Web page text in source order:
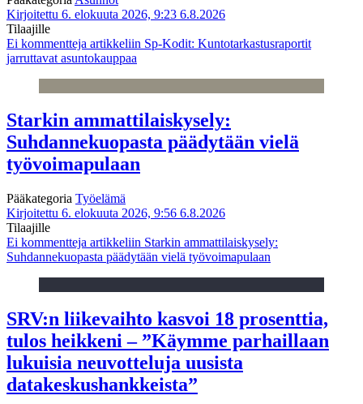
Kirjoitettu 6. elokuuta 2026, 9:23 6.8.2026
Tilaajille
Ei kommentteja artikkeliin Sp-Kodit: Kuntotarkastusraportit
jarruttavat asuntokauppaa
Starkin ammattilaiskysely:
Suhdannekuopasta päädytään vielä
työvoimapulaan
Pääkategoria Työelämä
Kirjoitettu 6. elokuuta 2026, 9:56 6.8.2026
Tilaajille
Ei kommentteja artikkeliin Starkin ammattilaiskysely:
Suhdannekuopasta päädytään vielä työvoimapulaan
SRV:n liikevaihto kasvoi 18 prosenttia,
tulos heikkeni – ”Käymme parhaillaan
lukuisia neuvotteluja uusista
datakeskushankkeista”